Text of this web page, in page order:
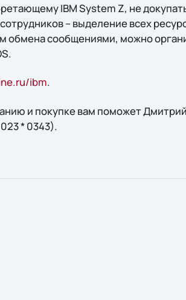
IBM System Z, не
– выделение всех
обмена сообщениями, можно
ibm.
и покупке вам поможет
* 0343).